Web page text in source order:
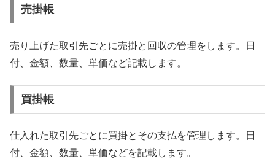
売掛帳
売り上げた取引先ごとに売掛と回収の管理をします。日
付、金額、数量、単価など記載します。
買掛帳
仕入れた取引先ごとに買掛とその支払を管理します。日
付、金額、数量、単価などを記載します。